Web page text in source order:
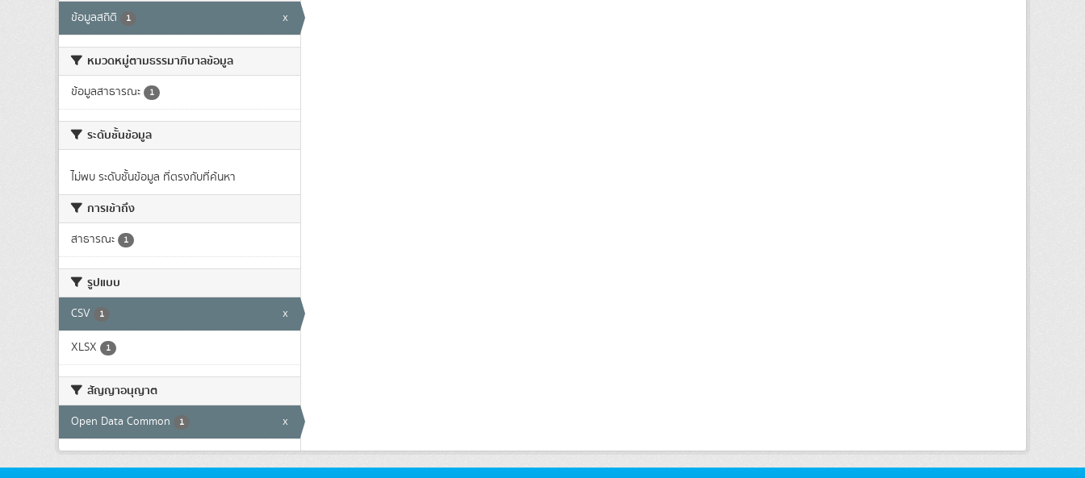
ข้อมูลสถิติ 1 x
หมวดหมู่ตามธรรมาภิบาลข้อมูล
ข้อมูลสาธารณะ 1
ระดับชั้นข้อมูล
ไม่พบ ระดับชั้นข้อมูล ที่ตรงกับที่ค้นหา
การเข้าถึง
สาธารณะ 1
รูปแบบ
CSV 1 x
XLSX 1
สัญญาอนุญาต
Open Data Common 1 x